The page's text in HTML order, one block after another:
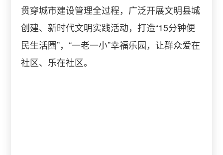
贯穿城市建设管理全过程，广泛开展文明县城
创建、新时代文明实践活动，打造“15分钟便
民生活圈”，“一老一小”幸福乐园，让群众爱在
社区、乐在社区。